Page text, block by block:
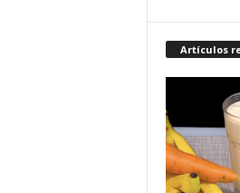
Artículos